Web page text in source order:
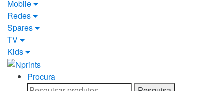
Mobile
Redes
Spares
TV
Kids
Procura
Pesquisar